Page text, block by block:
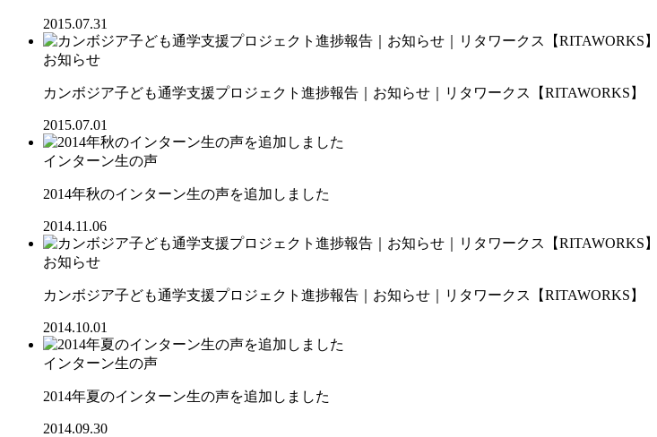
2015.07.31
お知らせ
カンボジア子ども通学支援プロジェクト進捗報告｜お知らせ｜リタワークス【RITAWORKS】
2015.07.01
インターン生の声
2014年秋のインターン生の声を追加しました
2014.11.06
お知らせ
カンボジア子ども通学支援プロジェクト進捗報告｜お知らせ｜リタワークス【RITAWORKS】
2014.10.01
インターン生の声
2014年夏のインターン生の声を追加しました
2014.09.30